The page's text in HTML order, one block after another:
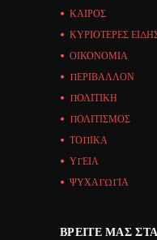
ΚΑΙΡΟΣ
ΚΥΡΙΟΤΕΡΕΣ
ΟΙΚΟΝΟΜΙΑ
ΠΕΡΙΒΑΛΛΟΝ
ΠΟΛΙΤΙΚΗ
ΠΟΛΙΤΙΣΜΟΣ
ΤΟΠΙΚΑ
ΥΓΕΙΑ
ΨΥΧΑΓΩΓΙΑ
ΒΡΕΊΤΕ ΜΑΣ